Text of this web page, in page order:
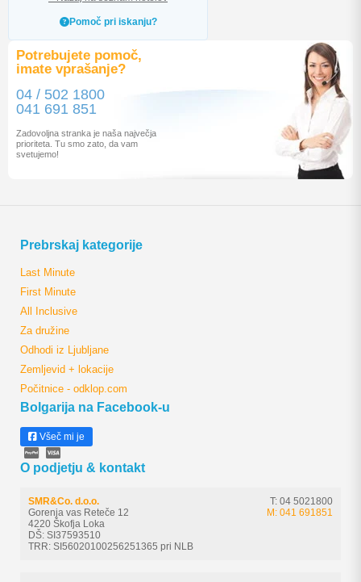
Pomoč pri iskanju?
Potrebujete pomoč,
imate vprašanje?
04 / 502 1800
041 691 851
Zadovoljna stranka je naša največja
prioriteta. Tu smo zato, da vam
svetujemo!
Prebrskaj kategorije
Last Minute
First Minute
All Inclusive
Za družine
Odhodi iz Ljubljane
Zemljevid + lokacije
Počitnice - odklop.com
Bolgarija na Facebook-u
Všeč mi je
O podjetju & kontakt
SMR&Co. d.o.o.
Gorenja vas Reteče 12
4220 Škofja Loka
DŠ: SI37593510
TRR: SI56020100256251365 pri NLB
T: 04 5021800
M: 041 691851